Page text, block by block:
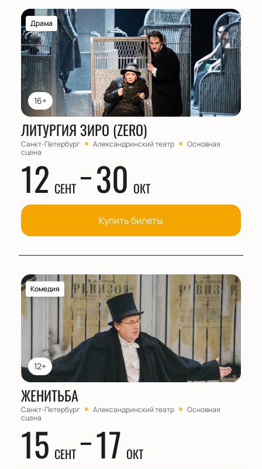
16+
Драма
ЛИТУРГИЯ ЗИРО (ZERO)
Санкт-Петербург Александринский театр
Основная
сцена
12 СЕНТ 30 ОКТ
Купить билеты
12+
Комедия
ЖЕНИТЬБА
Санкт-Петербург Александринский театр
Основная
сцена
15 СЕНТ 17 ОКТ